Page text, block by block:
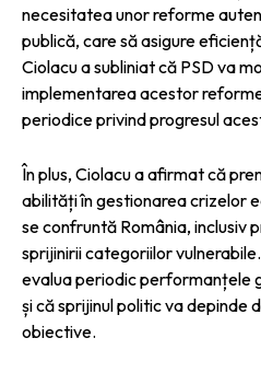
necesitatea unor reforme
publică, care să asigure
Ciolacu a subliniat că PSD va
implementarea acestor
periodice privind progresul
În plus, Ciolacu a afirmat că
abilități în gestionarea crizelor
se confruntă România, inclusiv
sprijinirii categoriilor
evalua periodic performanțele
și că sprijinul politic va depinde
obiective.